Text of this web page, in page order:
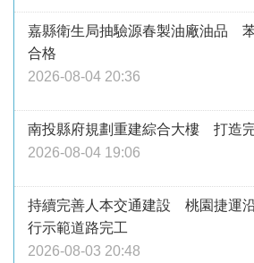
嘉縣衛生局抽驗源春製油廠油品
合格
2026-08-04 20:36
南投縣府規劃重建綜合大樓 打造
2026-08-04 19:06
持續完善人本交通建設 桃園捷運
行示範道路完工
2026-08-03 20:48